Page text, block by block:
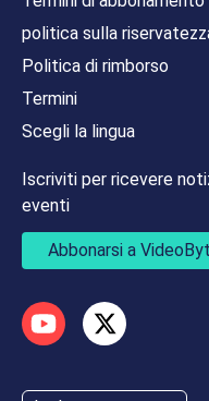
politica sulla
Politica di rimborso
Termini
Scegli la lingua
Iscriviti per ricevere
eventi
Abbonarsi a